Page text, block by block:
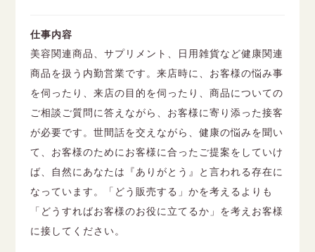
仕事内容
美容関連商品、サプリメント、日用雑貨など健康関連
商品を扱う内勤営業です。来店時に、お客様の悩み事
を伺ったり、来店の目的を伺ったり、商品についての
ご相談ご質問に答えながら、お客様に寄り添った接客
が必要です。世間話を交えながら、健康の悩みを聞い
て、お客様のためにお客様に合ったご提案をしていけ
ば、自然にあなたは『ありがとう』と言われる存在に
なっています。「どう販売する」かを考えるよりも
「どうすればお客様のお役に立てるか」を考えお客様
に接してください。